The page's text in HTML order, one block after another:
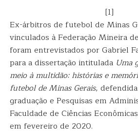
[1]
Ex-árbitros de futebol de Minas
vinculados à Federação Mineira
foram entrevistados por Gabriel
para a dissertação intitulada Uma
meio à multidão: histórias e
futebol de Minas Gerais,
graduação e Pesquisas em
Faculdade de Ciências
em fevereiro de 2020.